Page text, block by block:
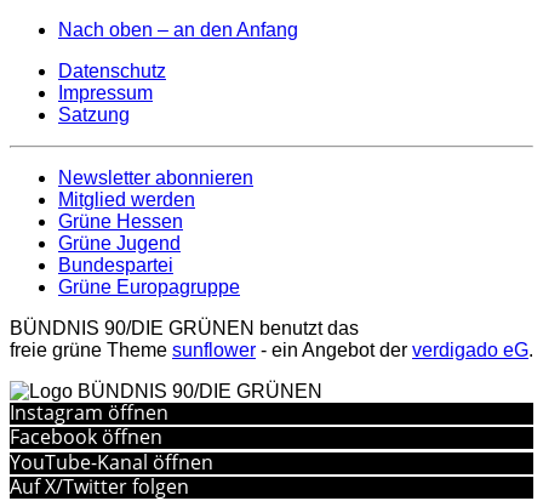
Nach oben – an den Anfang
Datenschutz
Impressum
Satzung
Newsletter abonnieren
Mitglied werden
Grüne Hessen
Grüne Jugend
Bundespartei
Grüne Europagruppe
BÜNDNIS 90/DIE GRÜNEN benutzt das
freie grüne Theme sunflower ‐ ein Angebot der verdigado eG.
Instagram öffnen
Facebook öffnen
YouTube-Kanal öffnen
Auf X/Twitter folgen